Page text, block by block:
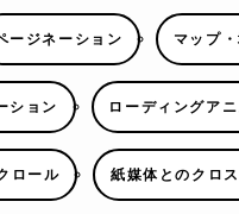
ージネーション マップ・
ション ローディングア
ロール 紙媒体とのクロ